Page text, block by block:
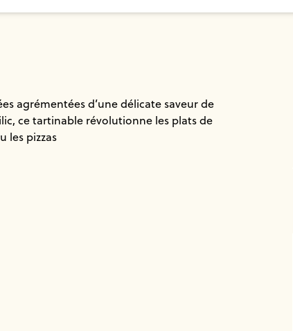
agrémentées d’une délicate saveur de
ce tartinable révolutionne les plats de
les pizzas